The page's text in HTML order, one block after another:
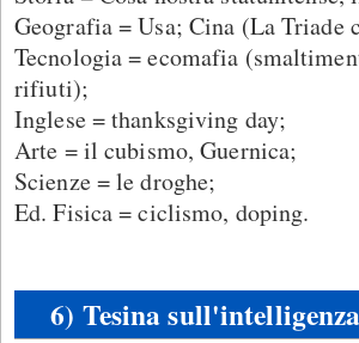
Geografia = Usa; Cina (La Triade
Tecnologia = ecomafia
rifiuti);
Inglese = thanksgiving day;
Arte = il cubismo, Guernica;
Scienze = le droghe;
Ed. Fisica = ciclismo, doping.
6) Tesina